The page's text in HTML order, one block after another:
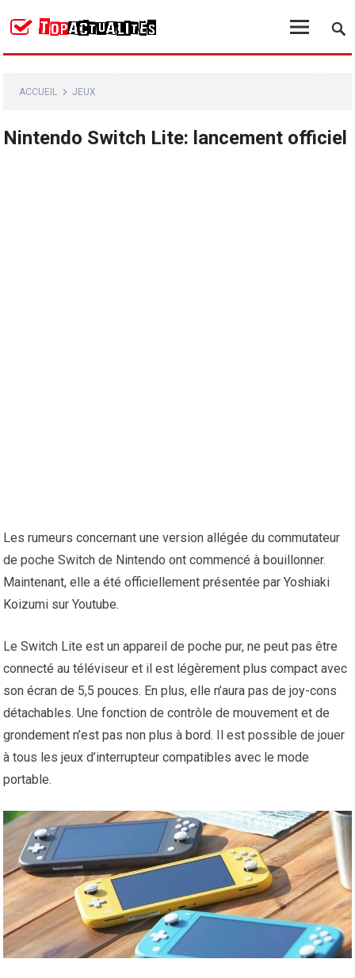
ACCUEIL JEUX
Nintendo Switch Lite: lancement officiel
Les rumeurs concernant une version allégée du commutateur
de poche Switch de Nintendo ont commencé à bouillonner.
Maintenant, elle a été officiellement présentée par Yoshiaki
Koizumi sur Youtube.
Le Switch Lite est un appareil de poche pur, ne peut pas être
connecté au téléviseur et il est légèrement plus compact avec
son écran de 5,5 pouces. En plus, elle n’aura pas de joy-cons
détachables. Une fonction de contrôle de mouvement et de
grondement n’est pas non plus à bord. Il est possible de jouer
à tous les jeux d’interrupteur compatibles avec le mode
portable.